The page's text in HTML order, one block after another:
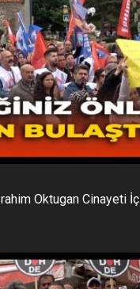
Oktugan Cinayeti